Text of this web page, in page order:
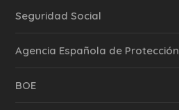
Seguridad Social
Agencia Española de
BOE